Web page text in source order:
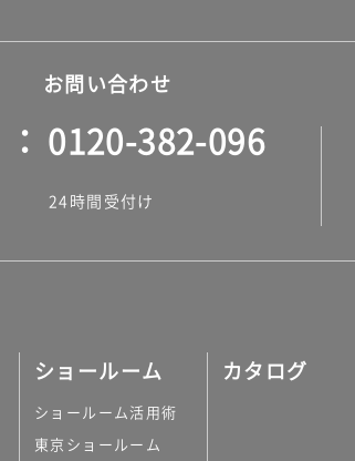
お問い合わせ
0120-382-096
24時間受付け
ショールーム
ショールーム活用術
東京ショールーム
カタログ